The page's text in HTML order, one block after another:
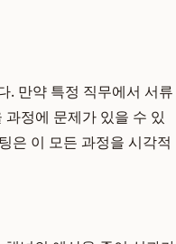
. 만약 특정 직무에서 서류
정에 문제가 있을 수 있
은 이 모든 과정을 시각적